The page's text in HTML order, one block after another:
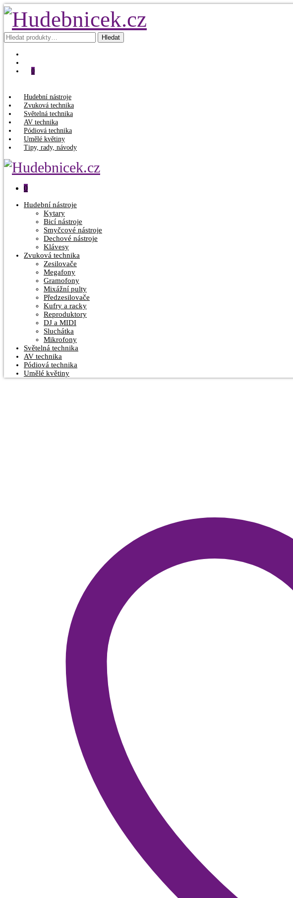
Hledat: Hledat
0
Hudební nástroje
Zvuková technika
Světelná technika
AV technika
Pódiová technika
Umělé květiny
Tipy, rady, návody
0
Hudební nástroje
Kytary
Bicí nástroje
Smyčcové nástroje
Dechové nástroje
Klávesy
Zvuková technika
Zesilovače
Megafony
Gramofony
Mixážní pulty
Předzesilovače
Kufry a racky
Reproduktory
DJ a MIDI
Sluchátka
Mikrofony
Světelná technika
AV technika
Pódiová technika
Umělé květiny